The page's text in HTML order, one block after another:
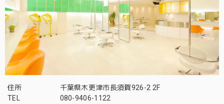
住所
千葉県木更津市長須賀926-2 2F
TEL
080-9406-1122